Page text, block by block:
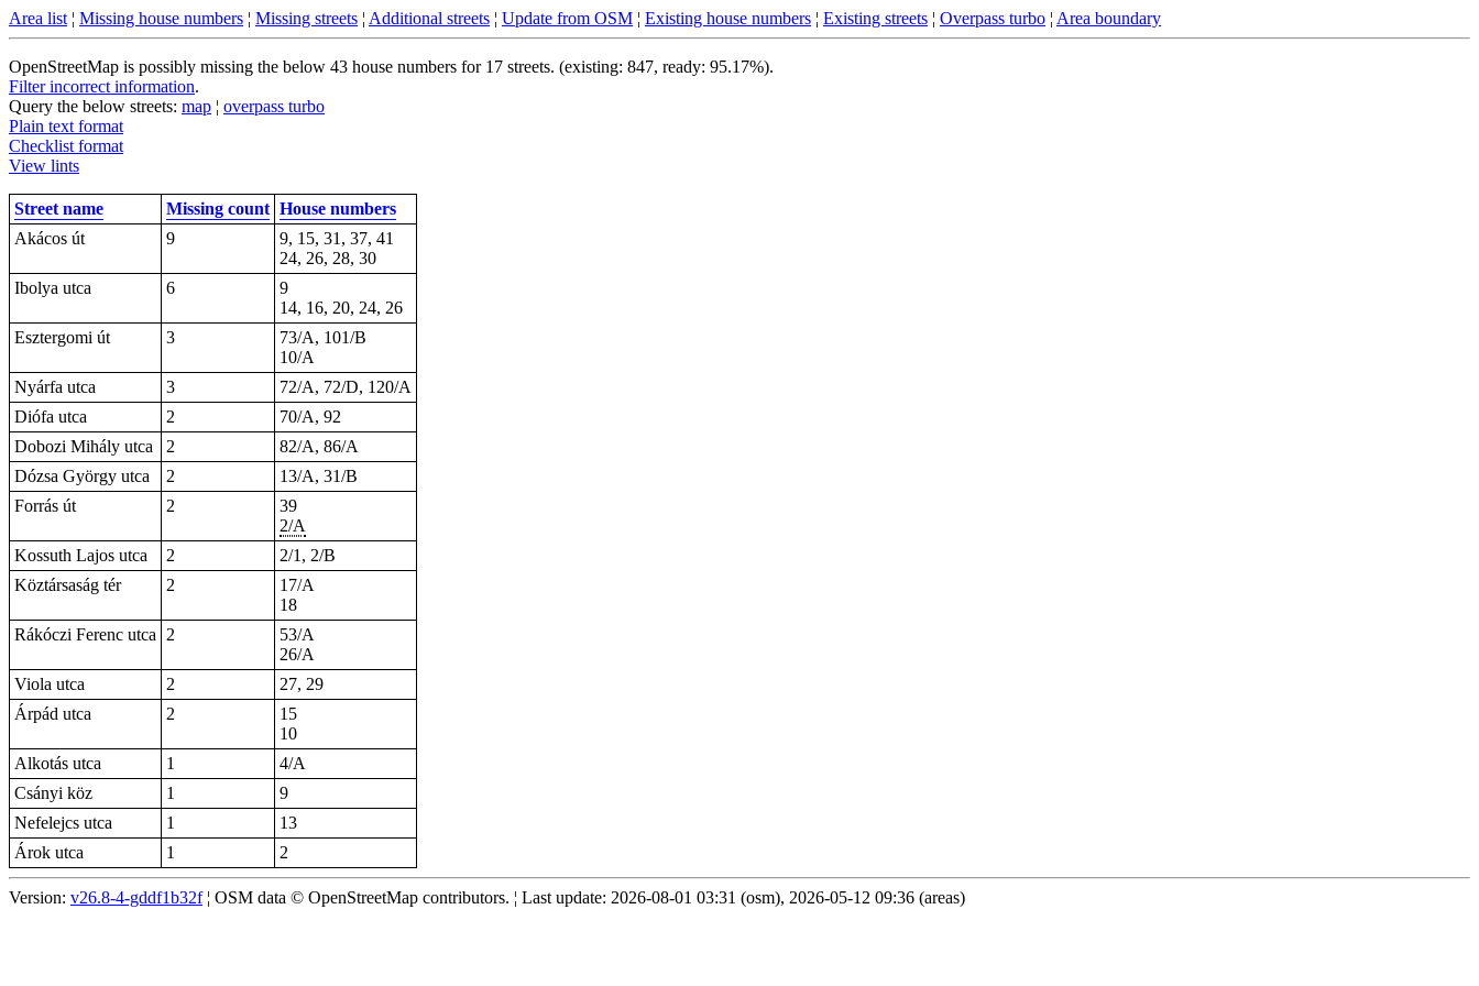
Area list ¦ Missing house numbers ¦ Missing streets ¦ Additional streets ¦ Update from OSM ¦ Existing house numbers ¦ Existing streets ¦ Overpass turbo ¦ Area boundary
OpenStreetMap is possibly missing the below 43 house numbers for 17 streets. (existing: 847, ready: 95.17%).
Filter incorrect information.
Query the below streets: map ¦ overpass turbo
Plain text format
Checklist format
View lints
Street name Missing count House numbers
Akácos út
9
9, 15, 31, 37, 41
24, 26, 28, 30
Ibolya utca
6
9
14, 16, 20, 24, 26
Esztergomi út
3
73/A, 101/B
10/A
Nyárfa utca
3
72/A, 72/D, 120/A
Diófa utca
2
70/A, 92
Dobozi Mihály utca
2
82/A, 86/A
Dózsa György utca
2
13/A, 31/B
Forrás út
2
39
2/A
Kossuth Lajos utca
2
2/1, 2/B
Köztársaság tér
2
17/A
18
Rákóczi Ferenc utca
2
53/A
26/A
Viola utca
2
27, 29
Árpád utca
2
15
10
Alkotás utca
1
4/A
Csányi köz
1
9
Nefelejcs utca
1
13
Árok utca
1 2
Version: v26.8-4-gddf1b32f¦ OSM data © OpenStreetMap contributors. ¦ Last update: 2026-08-01 03:31 (osm), 2026-05-12 09:36 (areas)